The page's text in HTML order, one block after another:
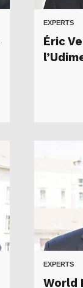
EXPERTS
Éric
EXPERTS
World